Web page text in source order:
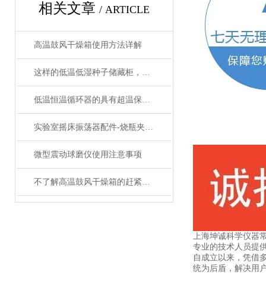
相关文章 / ARTICLE
高温鼓风干燥箱使用方法详解
这样的低温低湿种子储藏柜，您值得拥有
低温恒温循环器的具有超温保护，传感器异常保护功能
实验室摇床振荡器配件-烧瓶夹具的分类和介绍
微型震动球磨仪使用注意事项
不了解高温鼓风干燥箱的赶紧往这边看了
上海坤诚科学仪器
专业的技术人员提
自成立以来，凭借
统为后盾，解决用